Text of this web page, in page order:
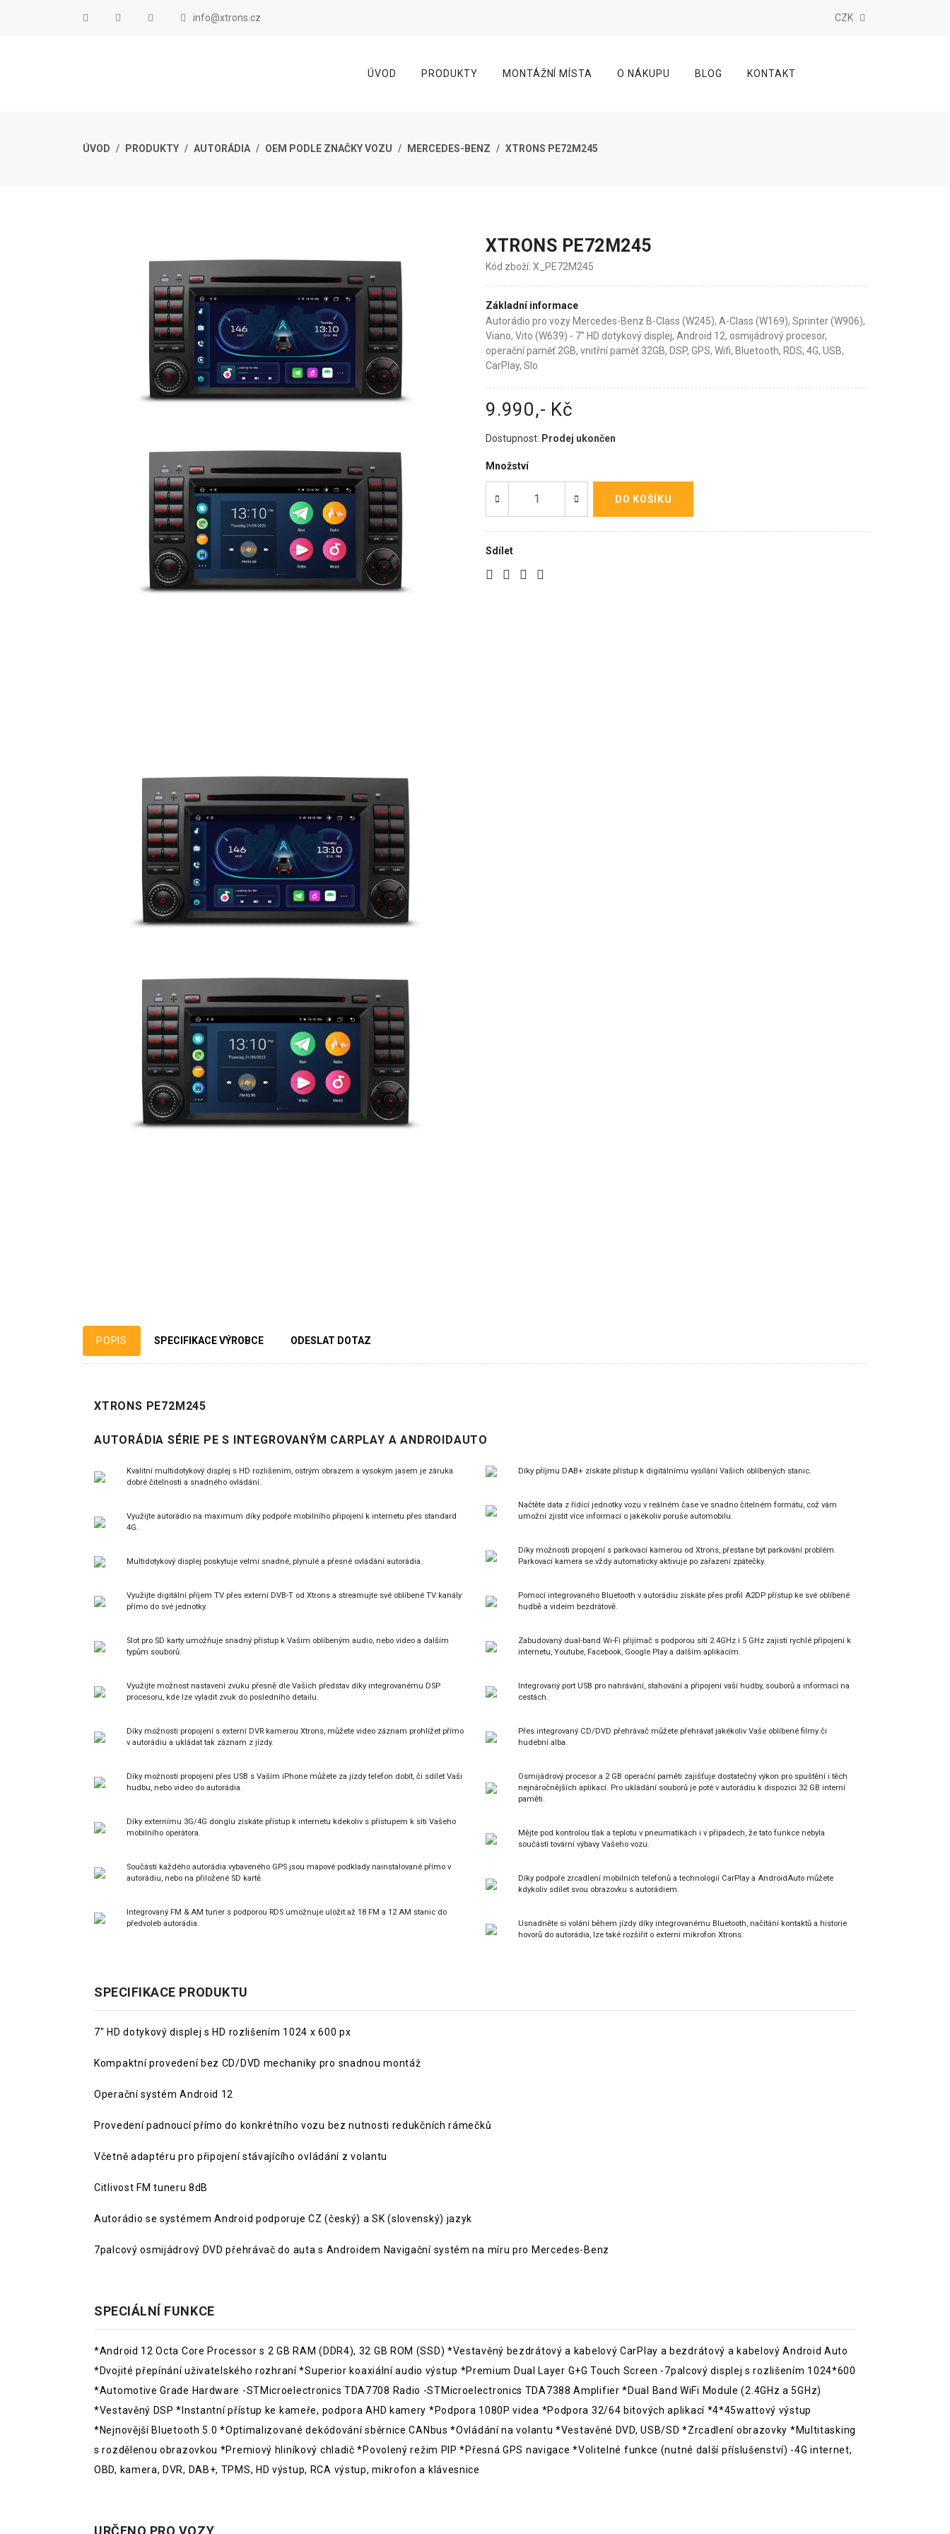
info@xtrons.cz CZK
ÚVOD PRODUKTY MONTÁŽNÍ MÍSTA O NÁKUPU BLOG KONTAKT
ÚVOD PRODUKTY AUTORÁDIA OEM PODLE ZNAČKY VOZU MERCEDES-BENZ XTRONS PE72M245
XTRONS PE72M245
Kód zboží: X_PE72M245
Základní informace
Autorádio pro vozy Mercedes-Benz B-Class (W245), A-Class (W169), Sprinter (W906),
Viano, Vito (W639) - 7" HD dotykový displej, Android 12, osmijádrový procesor,
operační paměť 2GB, vnitřní paměť 32GB, DSP, GPS, Wifi, Bluetooth, RDS, 4G, USB,
CarPlay, Slo
9.990,- Kč
Dostupnost: Prodej ukončen
Množství
DO KOŠÍKU
Sdílet
POPIS SPECIFIKACE VÝROBCE ODESLAT DOTAZ
XTRONS PE72M245
AUTORÁDIA SÉRIE PE S INTEGROVANÝM CARPLAY A ANDROIDAUTO
Kvalitní multidotykový displej s HD rozlišením, ostrým obrazem a vysokým jasem je záruka
dobré čitelnosti a snadného ovládání.
Využijte autorádio na maximum díky podpoře mobilního připojení k internetu přes standard
4G.
Multidotykový displej poskytuje velmi snadné, plynulé a přesné ovládání autorádia.
Využijte digitální příjem TV přes externí DVB-T od Xtrons a streamujte své oblíbené TV kanály
přímo do své jednotky.
Slot pro SD karty umožňuje snadný přístup k Vašim oblíbeným audio, nebo video a dalším
typům souborů.
Využijte možnost nastavení zvuku přesně dle Vašich představ díky integrovanému DSP
procesoru, kde lze vyladit zvuk do posledního detailu.
Díky možnosti propojení s externí DVR kamerou Xtrons, můžete video záznam prohlížet přímo
v autorádiu a ukládat tak záznam z jízdy.
Díky možnosti propojení přes USB s Vaším iPhone můžete za jízdy telefon dobít, či sdílet Vaši
hudbu, nebo video do autorádia.
Díky externímu 3G/4G donglu získáte přístup k internetu kdekoliv s přístupem k síti Vašeho
mobilního operátora.
Součástí každého autorádia vybaveného GPS jsou mapové podklady nainstalované přímo v
autorádiu, nebo na přiložené SD kartě.
Integrovaný FM & AM tuner s podporou RDS umožnuje uložit až 18 FM a 12 AM stanic do
předvoleb autorádia.
Díky příjmu DAB+ získáte přístup k digitálnímu vysílání Vašich oblíbených stanic.
Načtěte data z řídící jednotky vozu v reálném čase ve snadno čitelném formátu, což vám
umožní zjistit více informací o jakékoliv poruše automobilu.
Díky možnosti propojení s parkovací kamerou od Xtrons, přestane být parkování problém.
Parkovací kamera se vždy automaticky aktivuje po zařazení zpátečky.
Pomocí integrovaného Bluetooth v autorádiu získáte přes profil A2DP přístup ke své oblíbené
hudbě a videím bezdrátově.
Zabudovaný dual-band Wi-Fi přijímač s podporou sítí 2.4GHz i 5 GHz zajistí rychlé připojení k
internetu, Youtube, Facebook, Google Play a dalším aplikacím.
Integrovaný port USB pro nahrávání, stahování a připojení vaší hudby, souborů a informací na
cestách.
Přes integrovaný CD/DVD přehrávač můžete přehrávat jakékoliv Vaše oblíbené filmy či
hudební alba.
Osmijádrový procesor a 2 GB operační paměti zajišťuje dostatečný výkon pro spuštění i těch
nejnáročnějších aplikací. Pro ukládání souborů je poté v autorádiu k dispozici 32 GB interní
paměti.
Mějte pod kontrolou tlak a teplotu v pneumatikách i v případech, že tato funkce nebyla
součástí tovární výbavy Vašeho vozu.
Díky podpoře zrcadlení mobilních telefonů a technologií CarPlay a AndroidAuto můžete
kdykoliv sdílet svou obrazovku s autorádiem.
Usnadněte si volání během jízdy díky integrovanému Bluetooth, načítání kontaktů a historie
hovorů do autorádia, lze také rozšířit o externí mikrofon Xtrons.
SPECIFIKACE PRODUKTU
7" HD dotykový displej s HD rozlišením 1024 x 600 px
Kompaktní provedení bez CD/DVD mechaniky pro snadnou montáž
Operační systém Android 12
Provedení padnoucí přímo do konkrétního vozu bez nutnosti redukčních rámečků
Včetně adaptéru pro připojení stávajícího ovládání z volantu
Citlivost FM tuneru 8dB
Autorádio se systémem Android podporuje CZ (český) a SK (slovenský) jazyk
7palcový osmijádrový DVD přehrávač do auta s Androidem Navigační systém na míru pro Mercedes-Benz
SPECIÁLNÍ FUNKCE
*Android 12 Octa Core Processor s 2 GB RAM (DDR4), 32 GB ROM (SSD) *Vestavěný bezdrátový a kabelový CarPlay a bezdrátový a kabelový Android Auto
*Dvojité přepínání uživatelského rozhraní *Superior koaxiální audio výstup *Premium Dual Layer G+G Touch Screen -7palcový displej s rozlišením 1024*600
*Automotive Grade Hardware -STMicroelectronics TDA7708 Radio -STMicroelectronics TDA7388 Amplifier *Dual Band WiFi Module (2.4GHz a 5GHz)
*Vestavěný DSP *Instantní přístup ke kameře, podpora AHD kamery *Podpora 1080P videa *Podpora 32/64 bitových aplikací *4*45wattový výstup
*Nejnovější Bluetooth 5.0 *Optimalizované dekódování sběrnice CANbus *Ovládání na volantu *Vestavěné DVD, USB/SD *Zrcadlení obrazovky *Multitasking
s rozdělenou obrazovkou *Premiový hliníkový chladič *Povolený režim PIP *Přesná GPS navigace *Volitelné funkce (nutné další příslušenství) -4G internet,
OBD, kamera, DVR, DAB+, TPMS, HD výstup, RCA výstup, mikrofon a klávesnice